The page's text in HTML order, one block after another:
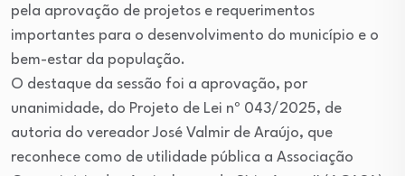
pela aprovação de projetos e requerimentos
importantes para o desenvolvimento do município e o
bem-estar da população.
O destaque da sessão foi a aprovação, por
unanimidade, do Projeto de Lei nº 043/2025, de
autoria do vereador José Valmir de Araújo, que
reconhece como de utilidade pública a Associação